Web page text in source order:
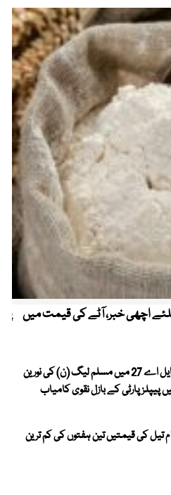
اچھی خبر، آٹے کی قیمت میں
آزاد کشمیر الیکشن ، ایل اے 27 میں مسلم لیگ (ن) کی نورین
کی قیمتیں تین ہفتوں کی کم ترین